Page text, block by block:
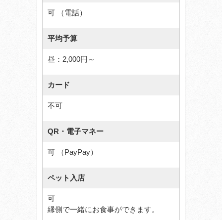
可 （電話）
平均予算
昼：2,000円～
カード
不可
QR・電子マネー
可 （PayPay）
ペット入店
可
縁側で一緒にお食事ができます。